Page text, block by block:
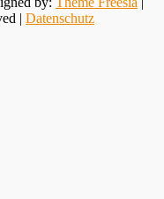
| Datenschutz